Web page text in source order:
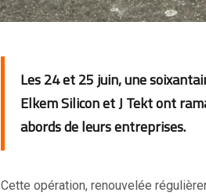
Les 24 et 25 juin, une
Elkem Silicon et J Tektont
abords de leurs entreprises.
Cette opération, renouvelée